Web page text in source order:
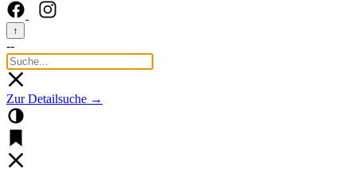
↑
--
Zur Detailsuche →